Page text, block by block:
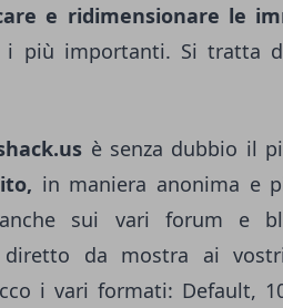
e ridimensionare le
più importanti. Si tratta
è senza dubbio il
in maniera anonima e
sui vari forum e
da mostra ai
i vari formati: Default,